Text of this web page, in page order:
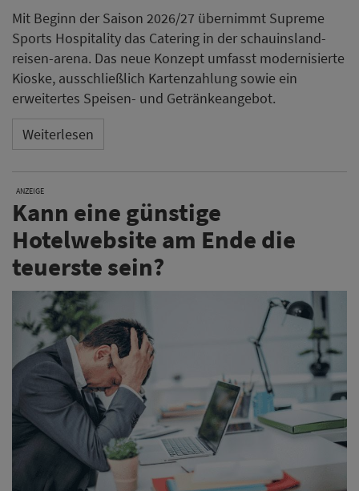
Mit Beginn der Saison 2026/27 übernimmt Supreme
Sports Hospitality das Catering in der schauinsland-
reisen-arena. Das neue Konzept umfasst modernisierte
Kioske, ausschließlich Kartenzahlung sowie ein
erweitertes Speisen- und Getränkeangebot.
Weiterlesen
ANZEIGE
Kann eine günstige
Hotelwebsite am Ende die
teuerste sein?